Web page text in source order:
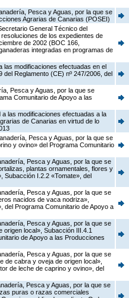
Pesca y Aguas, por la que se
Agrarias de Canarias (POSEI)
General Técnico del
de los expedientes de
de 2002 (BOC 166,
integradas en programas de
las modificaciones efectuadas en el
Reglamento (CE) nº 247/2006, del
Pesca y Aguas, por la que se
Comunitario de Apoyo a las
las modificaciones efectuadas a la
de Canarias en virtud de lo
Pesca y Aguas, por la que se
y ovino» del Programa Comunitario
Pesca y Aguas, por la que se
plantas ornamentales, flores y
I.2.2 «Tomate», del
Pesca y Aguas, por la que se
nacidos de vaca nodriza»,
Programa Comunitario de Apoyo a
Pesca y Aguas, por la que se
local», Subacción III.4.1
de Apoyo a las Producciones
Pesca y Aguas, por la que se
de cabra y oveja de origen local»,
de leche de caprino y ovino», del
Pesca y Aguas, por la que se
puras o razas comerciales